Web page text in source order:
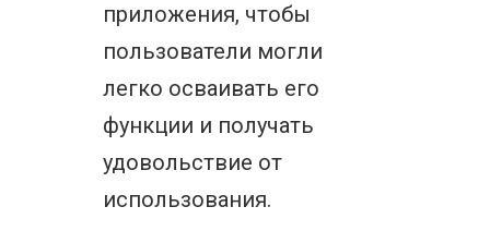
приложения, чтобы
пользователи могли
легко осваивать его
функции и получать
удовольствие от
использования.